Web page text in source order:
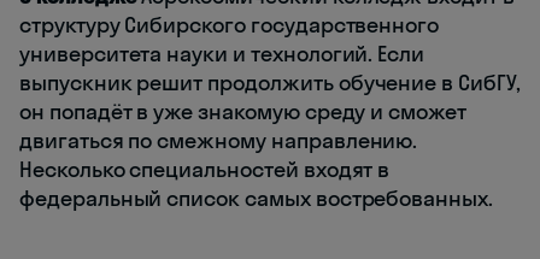
структуру Сибирского государственного
университета науки и технологий. Если
выпускник решит продолжить обучение в СибГУ,
он попадёт в уже знакомую среду и сможет
двигаться по смежному направлению.
Несколько специальностей входят в
федеральный список самых востребованных.